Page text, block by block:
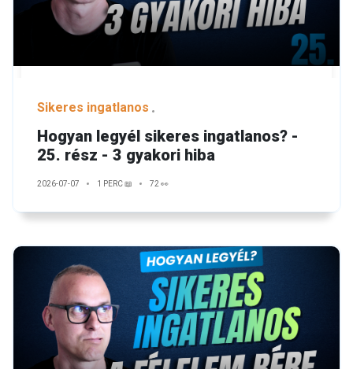
Sikeres ingatlanos
Hogyan legyél sikeres ingatlanos? -
25. rész - 3 gyakori hiba
2026-07-07 1 PERC 📖 72 👀